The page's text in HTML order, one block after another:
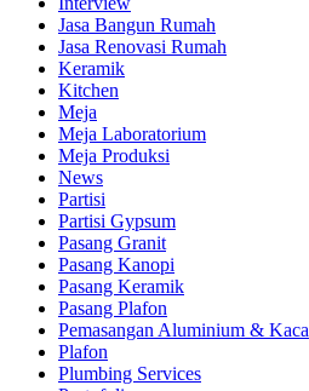
Jasa Bangun Rumah
Jasa Renovasi Rumah
Keramik
Kitchen
Meja
Meja Laboratorium
Meja Produksi
News
Partisi
Partisi Gypsum
Pasang Granit
Pasang Kanopi
Pasang Keramik
Pasang Plafon
Pemasangan Aluminium & Kaca
Plafon
Plumbing Services